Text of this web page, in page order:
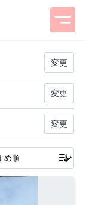
変更
変更
変更